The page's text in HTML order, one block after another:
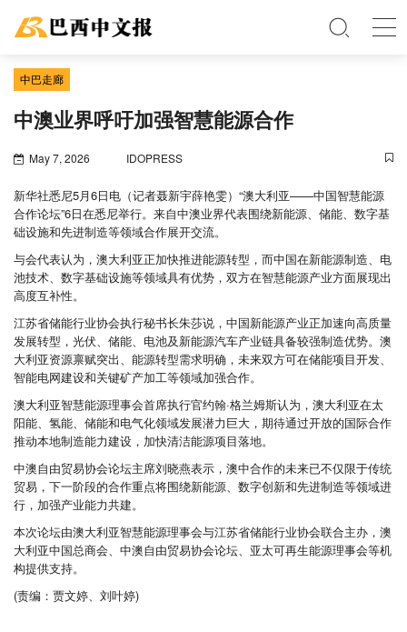
中巴走廊
中澳业界呼吁加强智慧能源合作
May 7, 2026 IDOPRESS
新华社悉尼5月6日电（记者聂新宇薛艳雯）“澳大利亚——中国智慧能源
合作论坛”6日在悉尼举行。来自中澳业界代表围绕新能源、储能、数字基
础设施和先进制造等领域合作展开交流。
与会代表认为，澳大利亚正加快推进能源转型，而中国在新能源制造、电
池技术、数字基础设施等领域具有优势，双方在智慧能源产业方面展现出
高度互补性。
江苏省储能行业协会执行秘书长朱莎说，中国新能源产业正加速向高质量
发展转型，光伏、储能、电池及新能源汽车产业链具备较强制造优势。澳
大利亚资源禀赋突出、能源转型需求明确，未来双方可在储能项目开发、
智能电网建设和关键矿产加工等领域加强合作。
澳大利亚智慧能源理事会首席执行官约翰·格兰姆斯认为，澳大利亚在太
阳能、氢能、储能和电气化领域发展潜力巨大，期待通过开放的国际合作
推动本地制造能力建设，加快清洁能源项目落地。
中澳自由贸易协会论坛主席刘晓燕表示，澳中合作的未来已不仅限于传统
贸易，下一阶段的合作重点将围绕新能源、数字创新和先进制造等领域进
行，加强产业能力共建。
本次论坛由澳大利亚智慧能源理事会与江苏省储能行业协会联合主办，澳
大利亚中国总商会、中澳自由贸易协会论坛、亚太可再生能源理事会等机
构提供支持。
(责编：贾文婷、刘叶婷)